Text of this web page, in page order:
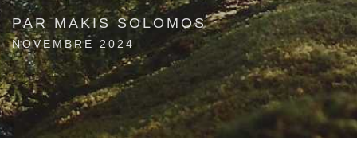
PAR MAKIS SOLOMOS
NOVEMBRE 2024